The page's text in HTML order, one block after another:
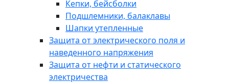
Кепки, бейсболки
Подшлемники, балаклавы
Шапки утепленные
Защита от электрического поля и
наведенного напряжения
Защита от нефти и статического
электричества